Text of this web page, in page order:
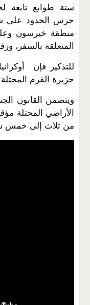
ستة طوابع تابعة
حرس الحدود
منطقة خيرسون
المتعلقة بالسفر،
للتذكير فإن
جزيرة القرم المحتلة في
ويتضمن القانون
الأراضي المحتلة
من ثلاث إلى خمس